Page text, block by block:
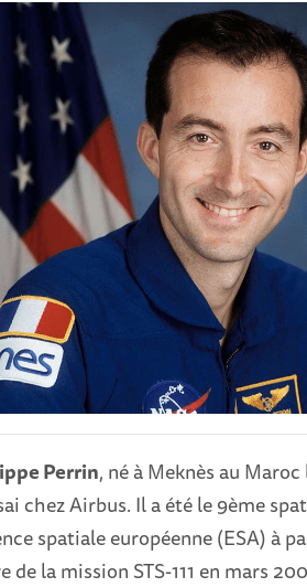
Perrin, né à Meknès au
chez Airbus. Il a été le 9ème
spatiale européenne (ESA) à
de la mission STS-111 en mars